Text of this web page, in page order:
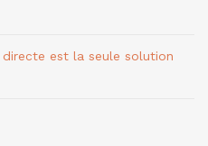
est la seule solution